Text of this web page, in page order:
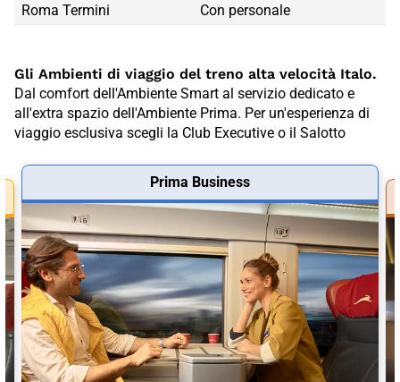
Roma Termini Con personale
Gli Ambienti di viaggio del treno alta velocità Italo.
Dal comfort dell'Ambiente Smart al servizio dedicato e
all'extra spazio dell'Ambiente Prima. Per un'esperienza di
viaggio esclusiva scegli la Club Executive o il Salotto
Prima Business